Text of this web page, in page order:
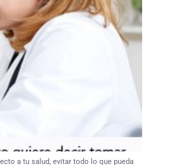
a tu salud, evitar todo lo que pueda